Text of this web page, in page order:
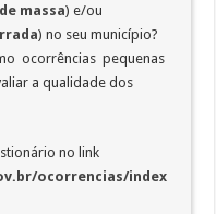
massa) e/ou
) no seu município?
ocorrências pequenas
a qualidade dos
no link
ocorrencias/index